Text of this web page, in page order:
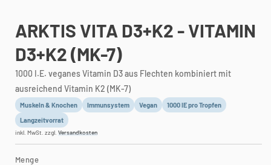
ARKTIS VITA D3+K2 - VITAMIN
D3+K2 (MK-7)
1000 I.E. veganes Vitamin D3 aus Flechten kombiniert mit
ausreichend Vitamin K2 (MK-7)
Muskeln & Knochen Immunsystem Vegan
1000 IE pro Tropfen
Langzeitvorrat
inkl. MwSt. zzgl. Versandkosten
Menge